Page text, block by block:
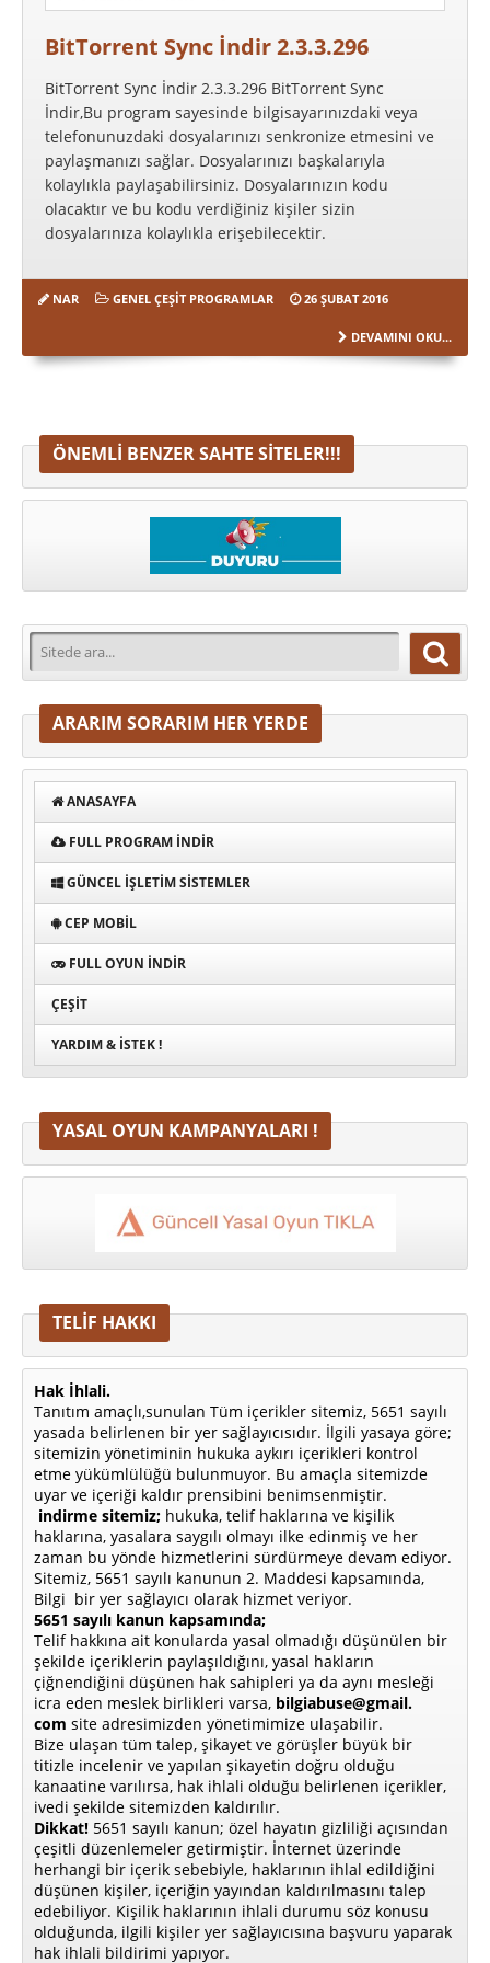
BitTorrent Sync İndir 2.3.3.296
BitTorrent Sync İndir 2.3.3.296 BitTorrent Sync
İndir,Bu program sayesinde bilgisayarınızdaki veya
telefonunuzdaki dosyalarınızı senkronize etmesini ve
paylaşmanızı sağlar. Dosyalarınızı başkalarıyla
kolaylıkla paylaşabilirsiniz. Dosyalarınızın kodu
olacaktır ve bu kodu verdiğiniz kişiler sizin
dosyalarınıza kolaylıkla erişebilecektir.
NAR GENEL ÇEŞIT PROGRAMLAR 26 ŞUBAT 2016
DEVAMINI OKU...
ÖNEMLI BENZER SAHTE SITELER!!!
ARARIM SORARIM HER YERDE
ANASAYFA
FULL PROGRAM INDIR
GÜNCEL İŞLETIM SISTEMLER
CEP MOBIL
FULL OYUN İNDIR
ÇEŞIT
YARDIM & İSTEK !
YASAL OYUN KAMPANYALARI !
TELİF HAKKI
Hak İhlali.
Tanıtım amaçlı,sunulan Tüm içerikler sitemiz, 5651 sayılı
yasada belirlenen bir yer sağlayıcısıdır. İlgili yasaya göre;
sitemizin yönetiminin hukuka aykırı içerikleri kontrol
etme yükümlülüğü bulunmuyor. Bu amaçla sitemizde
uyar ve içeriği kaldır prensibini benimsenmiştir.
indirme sitemiz; hukuka, telif haklarına ve kişilik
haklarına, yasalara saygılı olmayı ilke edinmiş ve her
zaman bu yönde hizmetlerini sürdürmeye devam ediyor.
Sitemiz, 5651 sayılı kanunun 2. Maddesi kapsamında,
Bilgi bir yer sağlayıcı olarak hizmet veriyor.
5651 sayılı kanun kapsamında;
Telif hakkına ait konularda yasal olmadığı düşünülen bir
şekilde içeriklerin paylaşıldığını, yasal hakların
çiğnendiğini düşünen hak sahipleri ya da aynı mesleği
icra eden meslek birlikleri varsa, bilgiabuse@gmail.
com site adresimizden yönetimimize ulaşabilir.
Bize ulaşan tüm talep, şikayet ve görüşler büyük bir
titizle incelenir ve yapılan şikayetin doğru olduğu
kanaatine varılırsa, hak ihlali olduğu belirlenen içerikler,
ivedi şekilde sitemizden kaldırılır.
Dikkat! 5651 sayılı kanun; özel hayatın gizliliği açısından
çeşitli düzenlemeler getirmiştir. İnternet üzerinde
herhangi bir içerik sebebiyle, haklarının ihlal edildiğini
düşünen kişiler, içeriğin yayından kaldırılmasını talep
edebiliyor. Kişilik haklarının ihlali durumu söz konusu
olduğunda, ilgili kişiler yer sağlayıcısına başvuru yaparak
hak ihlali bildirimi yapıyor.